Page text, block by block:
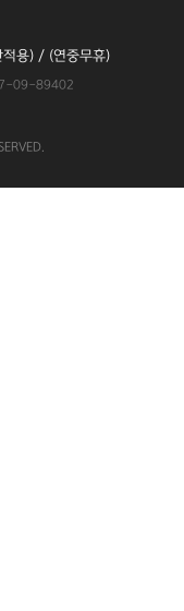
용) / (연중무휴)
09-89402